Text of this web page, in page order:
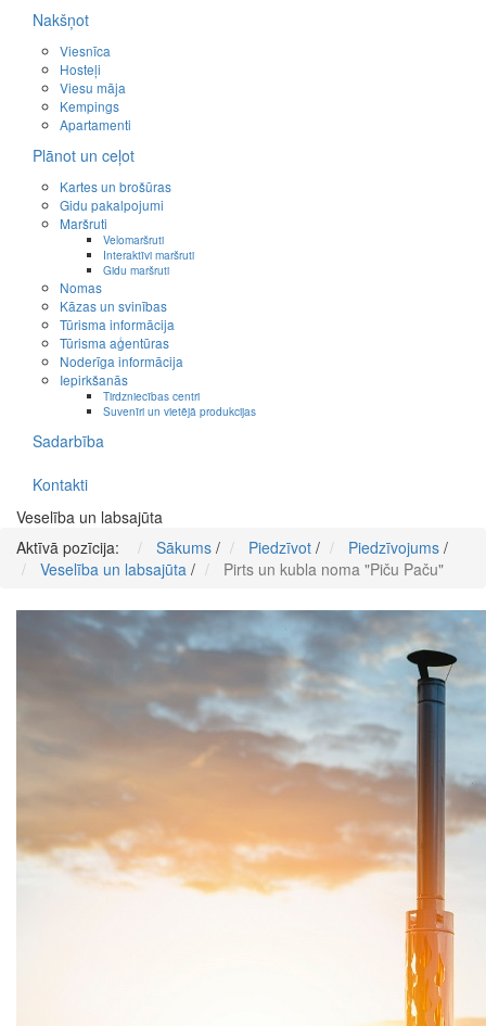
Nakšņot
Viesnīca
Hosteļi
Viesu māja
Kempings
Apartamenti
Plānot un ceļot
Kartes un brošūras
Gidu pakalpojumi
Maršruti
Velomaršruti
Interaktīvi maršruti
Gidu maršruti
Nomas
Kāzas un svinības
Tūrisma informācija
Tūrisma aģentūras
Noderīga informācija
Iepirkšanās
Tirdzniecības centri
Suvenīri un vietējā produkcijas
Sadarbība
Kontakti
Veselība un labsajūta
Aktīvā pozīcija:
Sākums / Piedzīvot / Piedzīvojums /
Veselība un labsajūta / Pirts un kubla noma "Piču Paču"